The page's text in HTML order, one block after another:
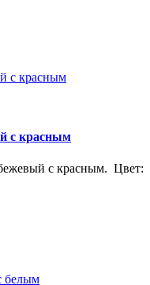
с красным
с красным. Цвет: